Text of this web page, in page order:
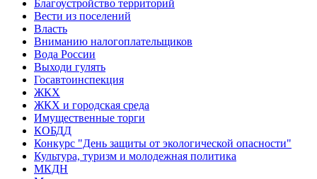
Благоустройство территорий
Вести из поселений
Власть
Вниманию налогоплательщиков
Вода России
Выходи гулять
Госавтоинспекция
ЖКХ
ЖКХ и городская среда
Имущественные торги
КОБДД
Конкурс "День защиты от экологической опасности"
Культура, туризм и молодежная политика
МКДН